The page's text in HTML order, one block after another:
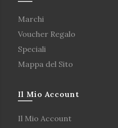
Marchi
Voucher Regalo
Speciali
Mappa del Sito
Il Mio Account
Il Mio Account